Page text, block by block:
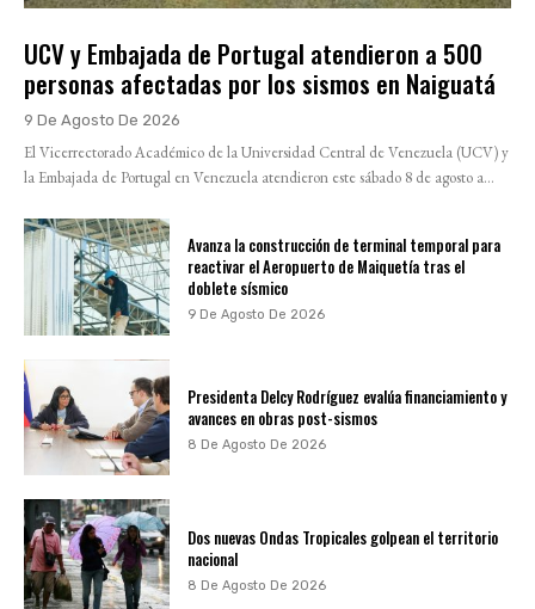
UCV y Embajada de Portugal atendieron a 500
personas afectadas por los sismos en Naiguatá
9 De Agosto De 2026
El Vicerrectorado Académico de la Universidad Central de Venezuela (UCV) y
la Embajada de Portugal en Venezuela atendieron este sábado 8 de agosto a...
Avanza la construcción de terminal temporal para
reactivar el Aeropuerto de Maiquetía tras el
doblete sísmico
9 De Agosto De 2026
Presidenta Delcy Rodríguez evalúa financiamiento y
avances en obras post-sismos
8 De Agosto De 2026
Dos nuevas Ondas Tropicales golpean el territorio
nacional
8 De Agosto De 2026